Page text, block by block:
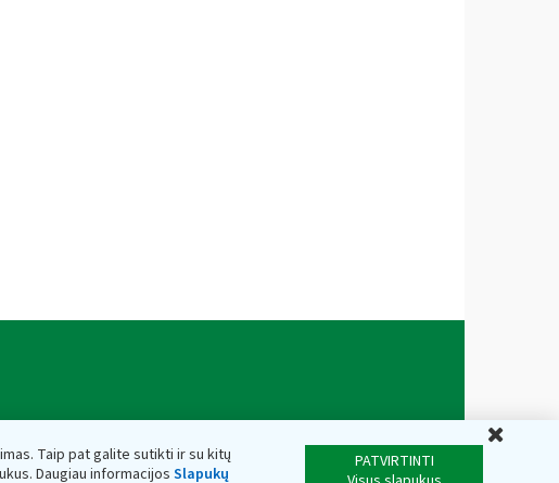
Taip pat galite sutikti ir su kitų
Daugiau informacijos Slapukų
PATVIRTINTI